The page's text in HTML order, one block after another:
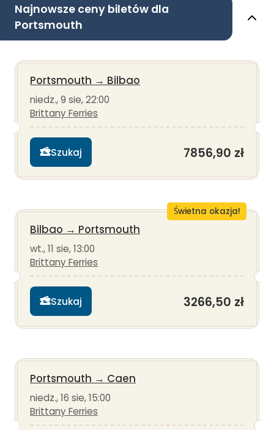
Najnowsze ceny biletów dla
Portsmouth
Portsmouth → Bilbao
niedz., 9 sie, 22:00
Brittany Ferries
Szukaj 7856,90 zł
Świetna okazja!
Bilbao → Portsmouth
wt., 11 sie, 13:00
Brittany Ferries
Szukaj 3266,50 zł
Portsmouth → Caen
niedz., 16 sie, 15:00
Brittany Ferries